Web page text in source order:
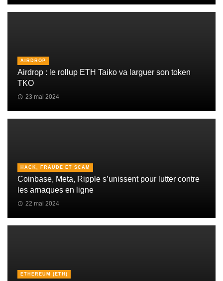
AIRDROP
Airdrop : le rollup ETH Taiko va larguer son token
TKO
23 mai 2024
HACK, FRAUDE ET SCAM
Coinbase, Meta, Ripple s’unissent pour lutter contre
les arnaques en ligne
22 mai 2024
ETHEREUM (ETH)